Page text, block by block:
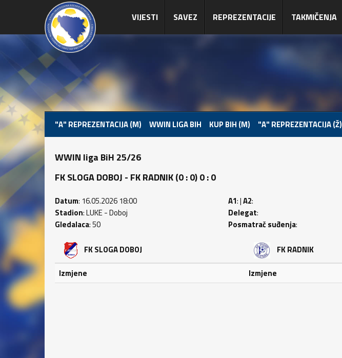
VIJESTI SAVEZ REPREZENTACIJE TAKMIČENJA
"A" REPREZENTACIJA (M) WWIN LIGA BIH KUP BIH (M) "A" REPREZENTACIJA (Ž)
WWIN liga BiH 25/26
FK SLOGA DOBOJ - FK RADNIK (0 : 0) 0 : 0
Datum: 16.05.2026 18:00
Stadion: LUKE - Doboj
Gledalaca: 50
A1: |A2:
Delegat:
Posmatrač suđenja:
FK SLOGA DOBOJ
Izmjene
FK RADNIK
Izmjene